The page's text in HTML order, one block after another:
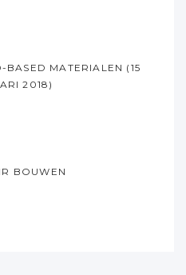
MATERIALEN (15
2018)
BOUWEN